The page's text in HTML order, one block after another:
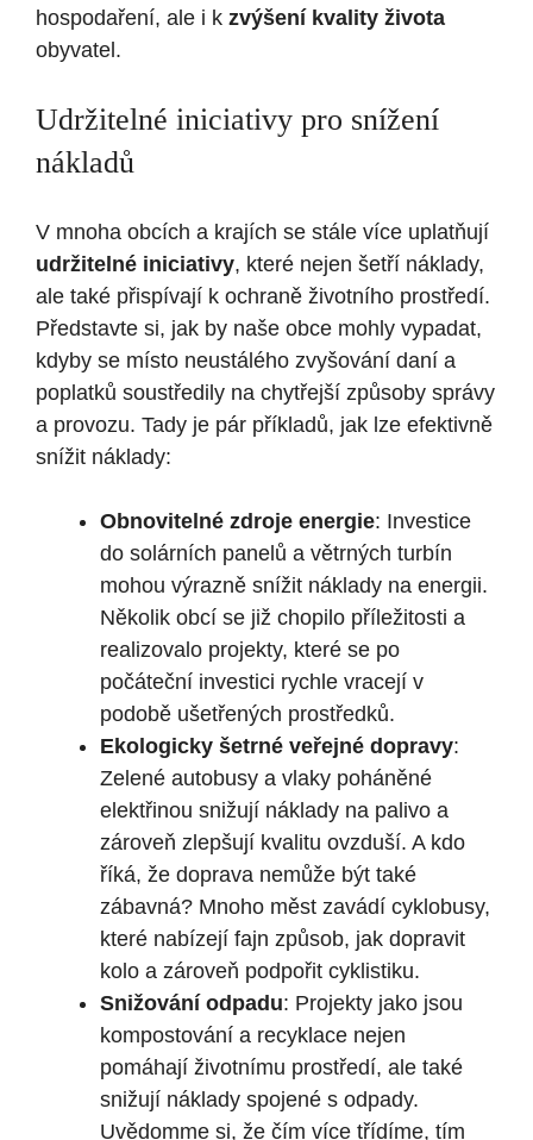
hospodaření, ale i k zvýšení kvality života
obyvatel.
Udržitelné ​iniciativy pro snížení
nákladů
V mnoha obcích a krajích se stále více uplatňují⁤
udržitelné iniciativy,​ které nejen šetří náklady,
ale také přispívají k ochraně životního ‍prostředí.
Představte si,‍ jak by ‌naše obce mohly vypadat,
kdyby se místo neustálého zvyšování daní a
poplatků soustředily na chytřejší​ způsoby správy
a provozu. Tady je pár příkladů, jak lze efektivně
⁢snížit ⁤náklady:
Obnovitelné zdroje energie: Investice
⁤do​ solárních panelů a větrných turbín
mohou výrazně ⁢snížit náklady na‍ energii.
Několik obcí se již chopilo⁤ příležitosti a
realizovalo projekty, které se po
⁢počáteční ‍investici rychle vracejí ⁤v
⁢podobě ‌ušetřených prostředků.
Ekologicky šetrné veřejné dopravy:
Zelené autobusy a vlaky poháněné
elektřinou snižují náklady na palivo a
zároveň zlepšují kvalitu ovzduší. A kdo
říká,‍ že doprava nemůže ⁢být také
zábavná? Mnoho měst zavádí cyklobusy,
které nabízejí fajn způsob, jak dopravit
kolo a zároveň podpořit cyklistiku.
Snižování odpadu: Projekty jako jsou
kompostování a recyklace nejen
pomáhají životnímu prostředí, ale také
snižují náklady spojené s odpady.
Uvědomme si,‌ že čím více třídíme, tím